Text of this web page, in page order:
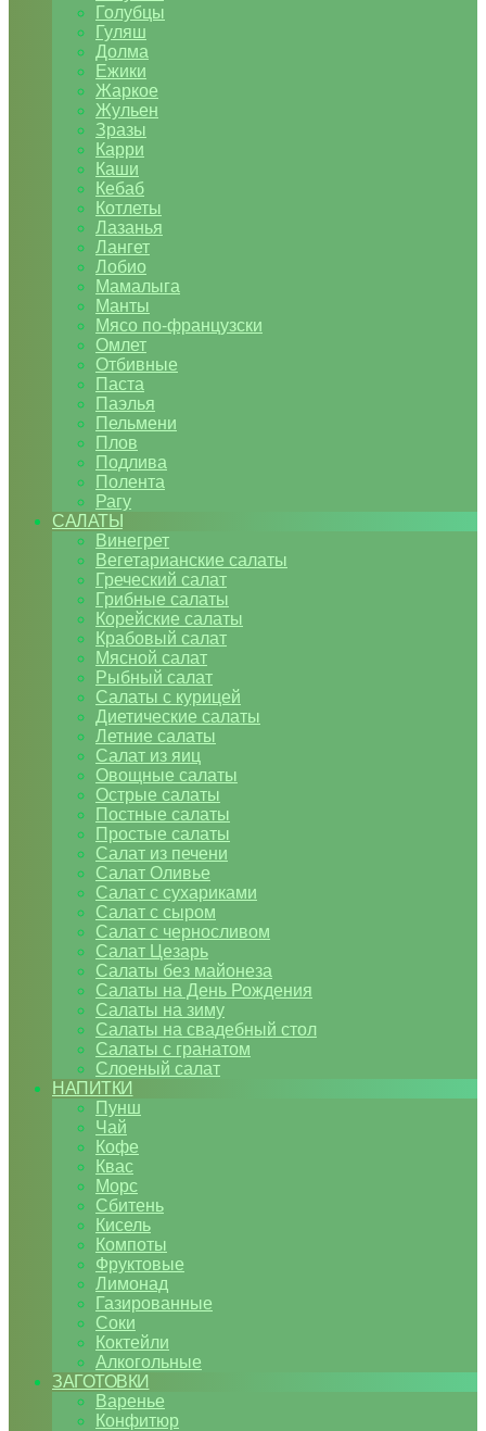
Голубцы
Гуляш
Долма
Ежики
Жаркое
Жульен
Зразы
Карри
Каши
Кебаб
Котлеты
Лазанья
Лангет
Лобио
Мамалыга
Манты
Мясо по-французски
Омлет
Отбивные
Паста
Паэлья
Пельмени
Плов
Подлива
Полента
Рагу
САЛАТЫ
Винегрет
Вегетарианские салаты
Греческий салат
Грибные салаты
Корейские салаты
Крабовый салат
Мясной салат
Рыбный салат
Салаты с курицей
Диетические салаты
Летние салаты
Салат из яиц
Овощные салаты
Острые салаты
Постные салаты
Простые салаты
Салат из печени
Салат Оливье
Салат с сухариками
Салат с сыром
Салат с черносливом
Салат Цезарь
Салаты без майонеза
Салаты на День Рождения
Салаты на зиму
Салаты на свадебный стол
Салаты с гранатом
Слоеный салат
НАПИТКИ
Пунш
Чай
Кофе
Квас
Морс
Сбитень
Кисель
Компоты
Фруктовые
Лимонад
Газированные
Соки
Коктейли
Алкогольные
ЗАГОТОВКИ
Варенье
Конфитюр